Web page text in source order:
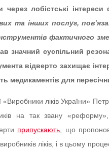
через лобістські
та інших послуг,
фактичного
значний суспільний
відверто захищає
медикаментів для
ліків України»
на так звану «реформу»,
припускають , що
виробників ліків, і в цьому